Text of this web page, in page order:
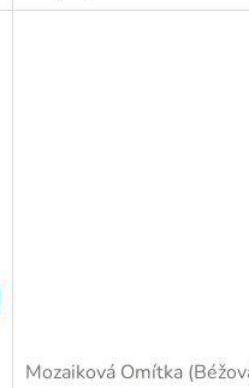
Mozaiková Omítka